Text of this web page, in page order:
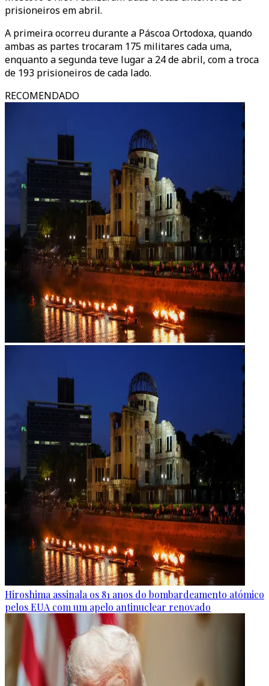
prisioneiros em abril.
A primeira ocorreu durante a Páscoa Ortodoxa, quando
ambas as partes trocaram 175 militares cada uma,
enquanto a segunda teve lugar a 24 de abril, com a troca
de 193 prisioneiros de cada lado.
RECOMENDADO
Hiroshima assinala os 81 anos do bombardeamento atómico
pelos EUA com um apelo antinuclear renovado